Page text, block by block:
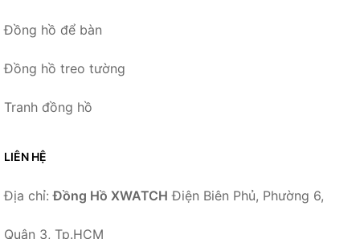
Đồng hồ để bàn
Đồng hồ treo tường
Tranh đồng hồ
LIÊN HỆ
Địa chỉ:Đồng Hồ XWATCH Điện Biên Phủ, Phường 6,
Quận 3, Tp.HCM